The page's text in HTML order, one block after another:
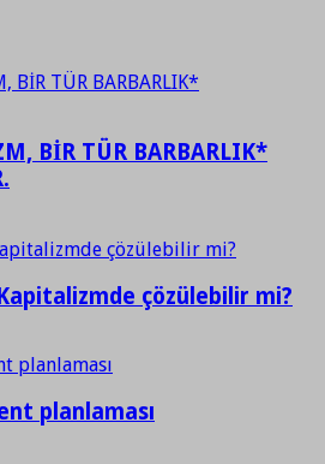
BİR TÜR BARBARLIK*
çözülebilir mi?
planlaması